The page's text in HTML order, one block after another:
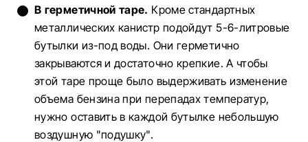
В герметичной таре. Кроме стандартных
металлических канистр подойдут 5-6-литровые
бутылки из-под воды. Они герметично
закрываются и достаточно крепкие. А чтобы
этой таре проще было выдерживать изменение
объема бензина при перепадах температур,
нужно оставить в каждой бутылке небольшую
воздушную "подушку".